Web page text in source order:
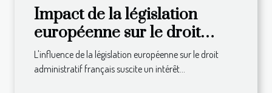
Impact de la législation
européenne sur le droit
administratif français
L'influence de la législation européenne sur le droit
administratif français suscite un intérêt...